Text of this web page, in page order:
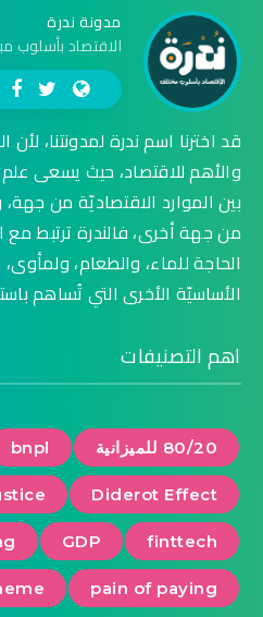
مدونة ندرة
الاقتصاد بأسلوب
قد اخترنا اسم ندرة لمدونتنا،
والأهم للاقتصاد، حيث يسعى علم
بين الموارد الاقتصاديّة من
من جهة أخرى، فالندرة ترتبط مع
الحاجة للماء، والطعام،
الأساسيّة الأخرى التي تُساهم
اهم التصنيفات
80/20 للميزانية bnpl
Diderot Effect
finttech
GDP
pain of paying